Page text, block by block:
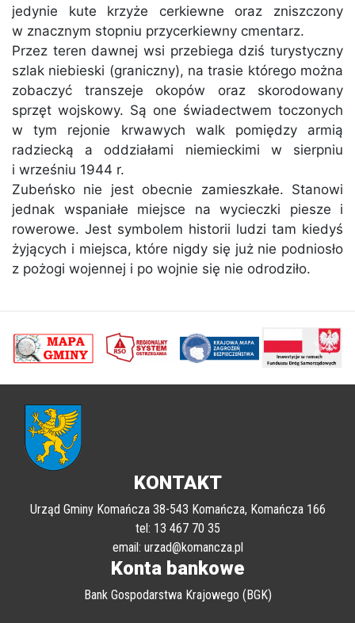
jedynie kute krzyże cerkiewne oraz zniszczony
w znacznym stopniu przycerkiewny cmentarz.
Przez teren dawnej wsi przebiega dziś turystyczny
szlak niebieski (graniczny), na trasie którego można
zobaczyć transzeje okopów oraz skorodowany
sprzęt wojskowy. Są one świadectwem toczonych
w tym rejonie krwawych walk pomiędzy armią
radziecką a oddziałami niemieckimi w sierpniu
i wrześniu 1944 r.
Zubeńsko nie jest obecnie zamieszkałe. Stanowi
jednak wspaniałe miejsce na wycieczki piesze i
rowerowe. Jest symbolem historii ludzi tam kiedyś
żyjących i miejsca, które nigdy się już nie podniosło
z pożogi wojennej i po wojnie się nie odrodziło.
poprzednii
KONTAKT
Urząd Gminy Komańcza 38-543 Komańcza, Komańcza 166
tel: 13 467 70 35
email: urzad@komancza.pl
Konta bankowe
Bank Gospodarstwa Krajowego (BGK)